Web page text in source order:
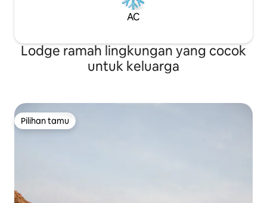
AC
Lodge ramah lingkungan yang cocok
untuk keluarga
Pilihan tamu
Pilihan tamu